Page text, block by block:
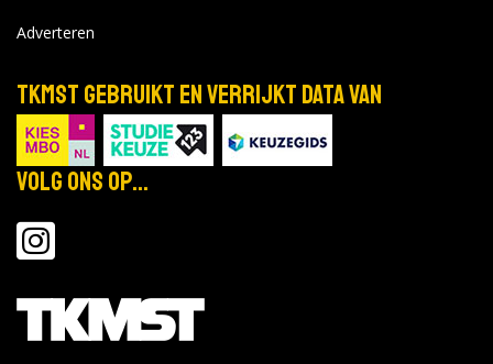
Adverteren
TKMST gebruikt en verrijkt data van
Volg ons op...